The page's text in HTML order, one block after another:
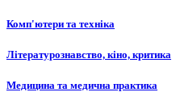
Комп'ютери та техніка
Літературознавство, кіно, критика
Медицина та медична практика